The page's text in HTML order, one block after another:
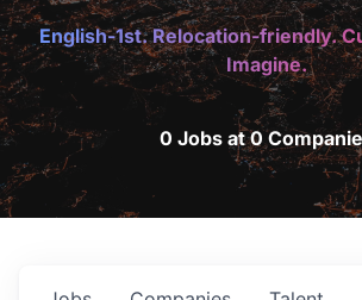
English-1st. Relocation-friendly.
Imagine.
0 Jobs at 0